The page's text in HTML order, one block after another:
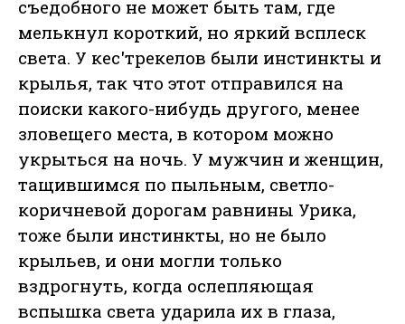
съедобного не может быть там, где
мелькнул короткий, но яркий всплеск
света. У кес'трекелов были инстинкты и
крылья, так что этот отправился на
поиски какого-нибудь другого, менее
зловещего места, в котором можно
укрыться на ночь. У мужчин и женщин,
тащившимся по пыльным, светло-
коричневой дорогам равнины Урика,
тоже были инстинкты, но не было
крыльев, и они могли только
вздрогнуть, когда ослепляющая
вспышка света ударила их в глаза,